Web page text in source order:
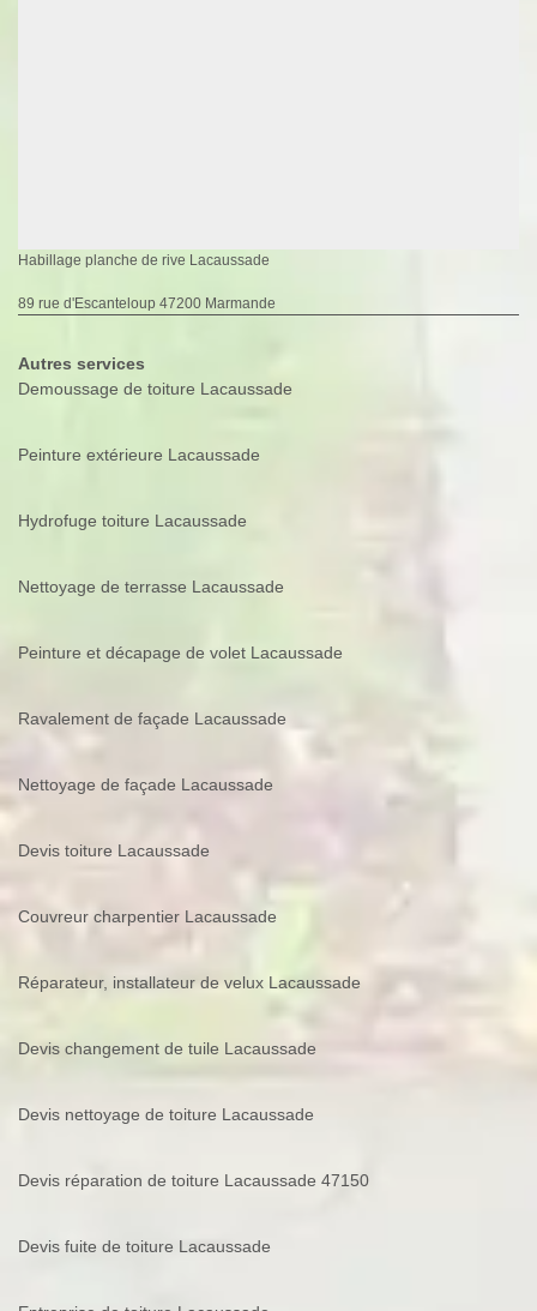
Habillage planche de rive Lacaussade
89 rue d'Escanteloup 47200 Marmande
Autres services
Demoussage de toiture Lacaussade
Peinture extérieure Lacaussade
Hydrofuge toiture Lacaussade
Nettoyage de terrasse Lacaussade
Peinture et décapage de volet Lacaussade
Ravalement de façade Lacaussade
Nettoyage de façade Lacaussade
Devis toiture Lacaussade
Couvreur charpentier Lacaussade
Réparateur, installateur de velux Lacaussade
Devis changement de tuile Lacaussade
Devis nettoyage de toiture Lacaussade
Devis réparation de toiture Lacaussade 47150
Devis fuite de toiture Lacaussade